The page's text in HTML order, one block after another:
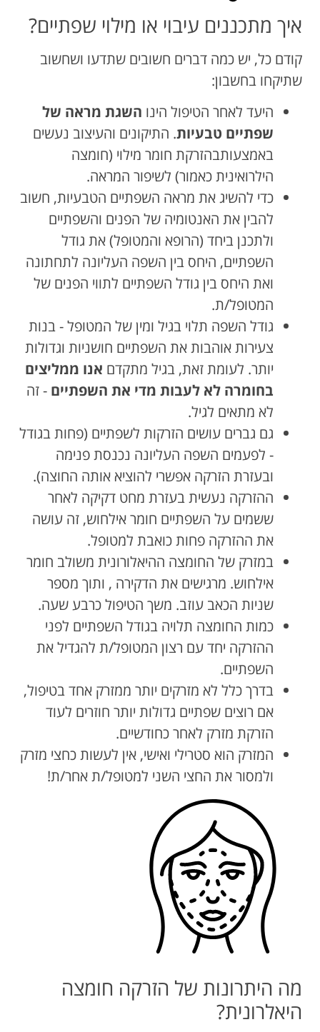
איך מתכננים עיבוי או מילוי שפתיים?
קודם כל, יש כמה דברים חשובים שתדעו ושחשוב
שתיקחו בחשבון:
היעד לאחר הטיפול הינו השגת מראה של
שפתיים טבעיות. התיקונים והעיצוב נעשים
באמצעותבהזרקת חומר מילוי (חומצה
הילרואינית כאמור) לשיפור המראה.
כדי להשיג את מראה השפתיים הטבעיות, חשוב
להבין את האנטומיה של הפנים והשפתיים
ולתכנן ביחד (הרופא והמטופל) את גודל
השפתיים, היחס בין השפה העליונה לתחתונה
ואת היחס בין גודל השפתיים לתווי הפנים של
המטופל/ת.
גודל השפה תלוי בגיל ומין של המטופל - בנות
צעירות אוהבות את השפתיים חושניות וגדולות
יותר. לעומת זאת, בגיל מתקדם אנו ממליצים
בחומרה לא לעבות מדי את השפתיים - זה
לא מתאים לגיל.
גם גברים עושים הזרקות לשפתיים (פחות בגודל
- לפעמים השפה העליונה נכנסת פנימה
ובעזרת הזרקה אפשרי להוציא אותה החוצה).
ההזרקה נעשית בעזרת מחט דקיקה לאחר
ששמים על השפתיים חומר אילחוש, זה עושה
את ההזרקה פחות כואבת למטופל.
במזרק של החומצה ההיאלורונית משולב חומר
אילחוש. מרגישים את הדקירה , ותוך מספר
שניות הכאב עוזב. משך הטיפול כרבע שעה.
כמות החומצה תלויה בגודל השפתיים לפני
ההזרקה יחד עם רצון המטופל/ת להגדיל את
השפתיים.
בדרך כלל לא מזרקים יותר ממזרק אחד בטיפול,
אם רוצים שפתיים גדולות יותר חוזרים לעוד
הזרקת מזרק לאחר כחודשיים.
המזרק הוא סטרילי ואישי, אין לעשות כחצי מזרק
ולמסור את החצי השני למטופל/ת אחר/ת!
מה היתרונות של הזרקה חומצה
היאלרונית?